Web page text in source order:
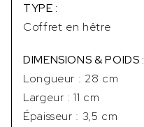
TYPE :
Coffret en hêtre
DIMENSIONS & POIDS :
Longueur : 28 cm
Largeur : 11 cm
Épaisseur : 3,5 cm